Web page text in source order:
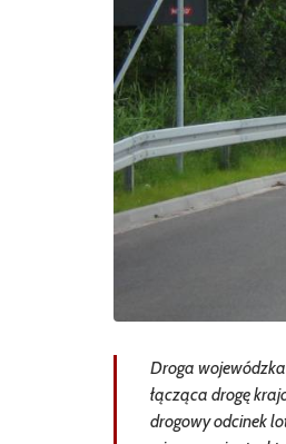
Droga
łącząca drogę
drogowy odcinek